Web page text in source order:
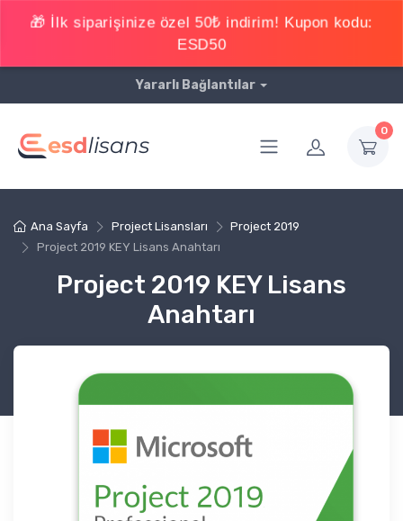
Yararlı Bağlantılar
0
Ana Sayfa Project Lisansları
Project 2019
Project 2019 KEY Lisans Anahtarı
Project 2019 KEY Lisans
Anahtarı